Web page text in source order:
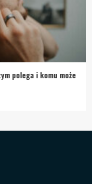
polega i komu może